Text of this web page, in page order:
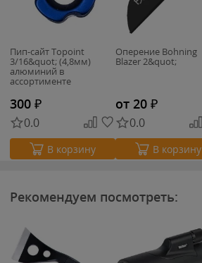
Пип-сайт Topoint
3/16&quot; (4,8мм)
алюминий в
ассортименте
300 ₽
0.0
В корзину
Оперение Bohning
Blazer 2&quot;
от 20 ₽
0.0
В корзину
Рекомендуем посмотреть: